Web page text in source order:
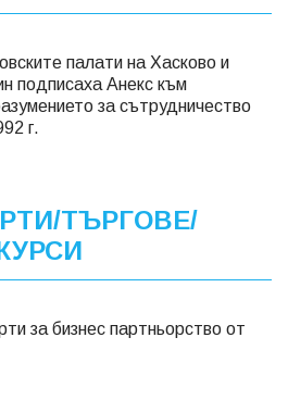
палати на Хасково и
подписаха Анекс към
за сътрудничество
г.
ТЪРГОВЕ/
за бизнес партньорство от